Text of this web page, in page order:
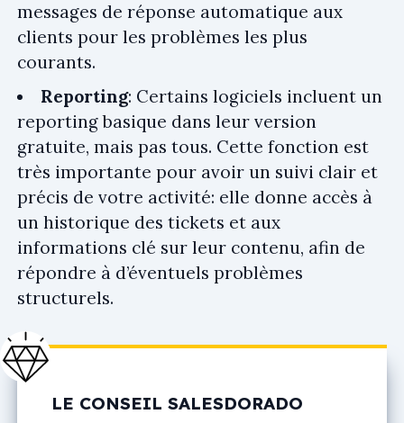
messages de réponse automatique aux
clients pour les problèmes les plus
courants.
Reporting: Certains logiciels incluent un
reporting basique dans leur version
gratuite, mais pas tous. Cette fonction est
très importante pour avoir un suivi clair et
précis de votre activité: elle donne accès à
un historique des tickets et aux
informations clé sur leur contenu, afin de
répondre à d’éventuels problèmes
structurels.
LE CONSEIL SALESDORADO